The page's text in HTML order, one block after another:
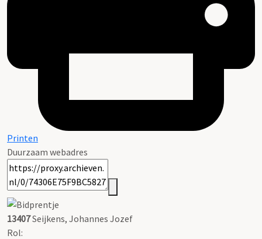
Printen
Duurzaam webadres
13407Seijkens, Johannes Jozef
Rol: